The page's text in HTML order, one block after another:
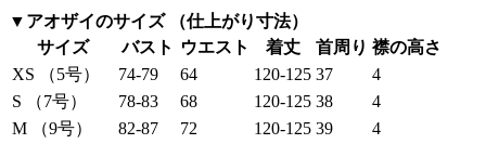
▼アオザイのサイズ （仕上がり寸法）
サイズ
バスト ウエスト 着丈 首周り 襟の高さ
XS （5号）
74-79 64 120-125 37
4
S （7号）
78-83 68 120-125 38
4
M （9号）
82-87 72 120-125 39
4